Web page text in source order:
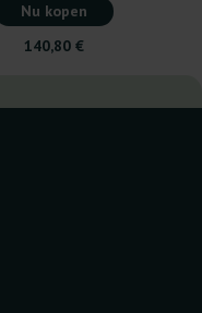
Nu kopen
140,80 €